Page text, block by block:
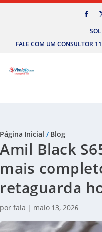
FALE COM UM CONSULTOR
Página Inicial / Blog
Amil Black
mais
retaguarda
por fala | maio 13, 2026